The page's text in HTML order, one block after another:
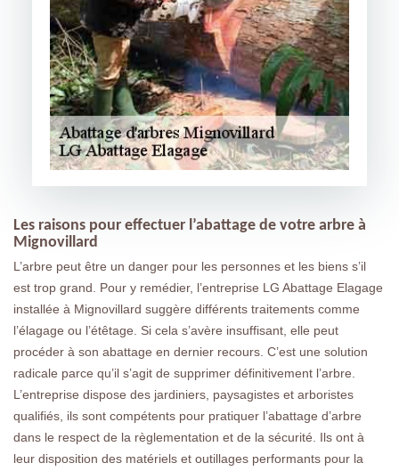
Les raisons pour effectuer l’abattage de votre arbre à
Mignovillard
L’arbre peut être un danger pour les personnes et les biens s’il
est trop grand. Pour y remédier, l’entreprise LG Abattage Elagage
installée à Mignovillard suggère différents traitements comme
l’élagage ou l’étêtage. Si cela s’avère insuffisant, elle peut
procéder à son abattage en dernier recours. C’est une solution
radicale parce qu’il s’agit de supprimer définitivement l’arbre.
L’entreprise dispose des jardiniers, paysagistes et arboristes
qualifiés, ils sont compétents pour pratiquer l’abattage d’arbre
dans le respect de la règlementation et de la sécurité. Ils ont à
leur disposition des matériels et outillages performants pour la